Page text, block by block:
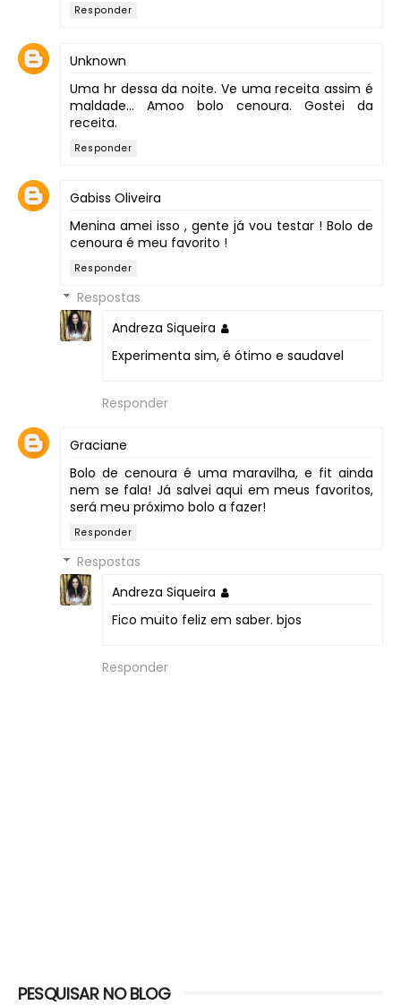
Responder
Unknown
Uma hr dessa da noite. Ve uma receita assim é
maldade... Amoo bolo cenoura. Gostei da
receita.
Responder
Gabiss Oliveira
Menina amei isso , gente já vou testar ! Bolo de
cenoura é meu favorito !
Responder
Respostas
Andreza Siqueira
Experimenta sim, é ótimo e saudavel
Responder
Graciane
Bolo de cenoura é uma maravilha, e fit ainda
nem se fala! Já salvei aqui em meus favoritos,
será meu próximo bolo a fazer!
Responder
Respostas
Andreza Siqueira
Fico muito feliz em saber. bjos
Responder
PESQUISAR NO BLOG